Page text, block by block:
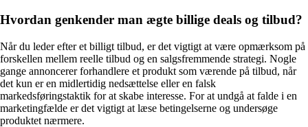
Hvordan genkender man ægte billige deals og tilbud?
Når du leder efter et billigt tilbud, er det vigtigt at være opmærksom på
forskellen mellem reelle tilbud og en salgsfremmende strategi. Nogle
gange annoncerer forhandlere et produkt som værende på tilbud, når
det kun er en midlertidig nedsættelse eller en falsk
markedsføringstaktik for at skabe interesse. For at undgå at falde i en
marketingfælde er det vigtigt at læse betingelserne og undersøge
produktet nærmere.